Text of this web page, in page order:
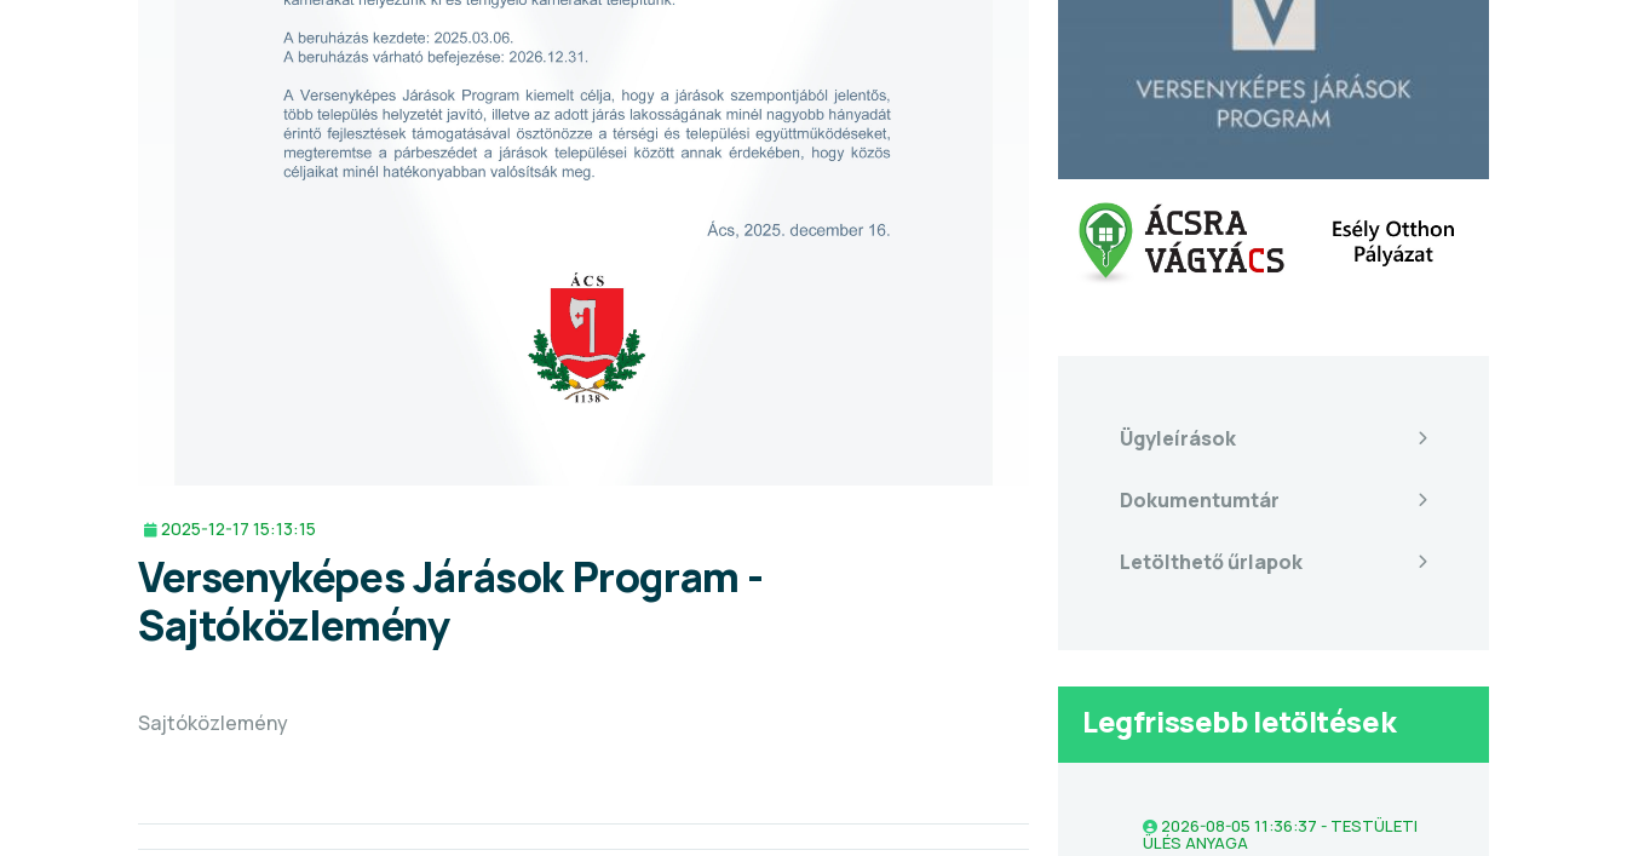
2025-12-17 15:13:15
Versenyképes Járások Program -
Sajtóközlemény
Sajtóközlemény
Ügyleírások
Dokumentumtár
Letölthető űrlapok
Legfrissebb letöltések
2026-08-05 11:36:37 - TESTÜLETI
ÜLÉS ANYAGA